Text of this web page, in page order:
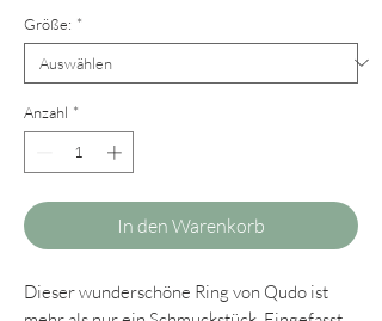
Größe: *
Anzahl *
In den Warenkorb
Dieser wunderschöne Ring von Qudo ist